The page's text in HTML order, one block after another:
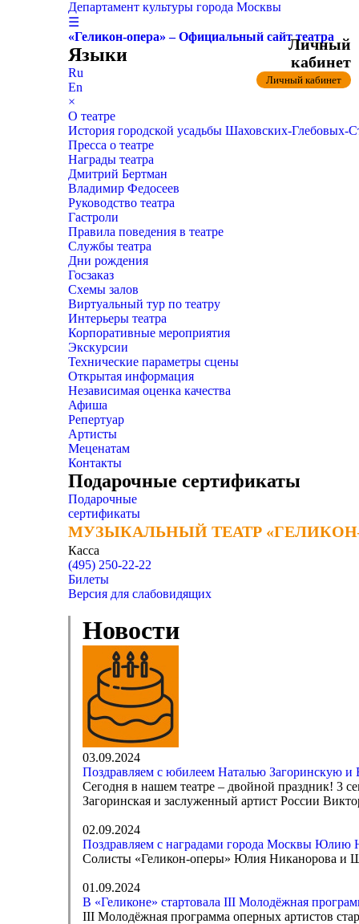
Департамент культуры города Москвы
☰
«Геликон-опера» – Официальный сайт театра
Языки
Ru
En
×
О театре
История городской усадьбы Шаховских-
Пресса о театре
Награды театра
Дмитрий Бертман
Владимир Федосеев
Руководство театра
Гастроли
Правила поведения в театре
Службы театра
Дни рождения
Госзаказ
Схемы залов
Виртуальный тур по театру
Интерьеры театра
Корпоративные мероприятия
Экскурсии
Технические параметры сцены
Открытая информация
Независимая оценка качества
Афиша
Репертуар
Артисты
Меценатам
Контакты
Подарочные сертификаты
Подарочные
сертификаты
МУЗЫКАЛЬНЫЙ ТЕАТР
МУЗЫКАЛЬНЫЙ ТЕАТР
Касса
(495) 250-22-22
Личный
кабинет
Личный кабинет
Билеты
Версия для слабовидящих
Новости
03.09.2024
Поздравляем с юбилеем Наталью Загоринскую и
Сегодня в нашем театре – двойной праздник! 3
Загоринская и заслуженный артист России
02.09.2024
Поздравляем с наградами города Москвы
Солисты «Геликон-оперы» Юлия Никанорова и
01.09.2024
В «Геликоне» стартовала III Молодёжная
III Молодёжная программа оперных артистов